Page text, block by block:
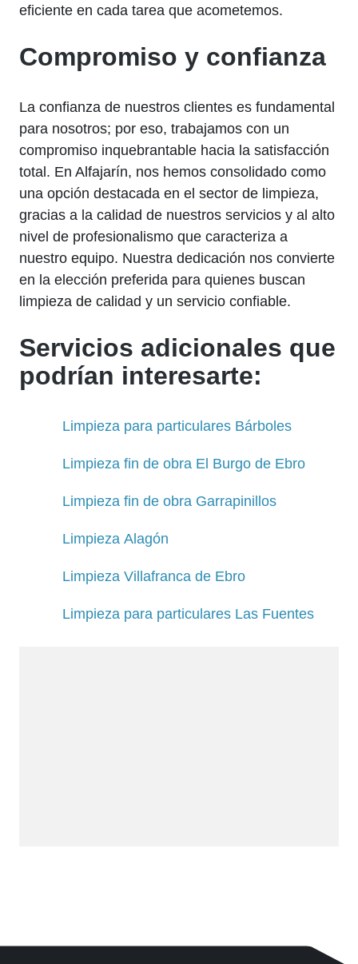
eficiente en cada tarea que acometemos.
Compromiso y confianza
La confianza de nuestros clientes es fundamental
para nosotros; por eso, trabajamos con un
compromiso inquebrantable hacia la satisfacción
total. En Alfajarín, nos hemos consolidado como
una opción destacada en el sector de limpieza,
gracias a la calidad de nuestros servicios y al alto
nivel de profesionalismo que caracteriza a
nuestro equipo. Nuestra dedicación nos convierte
en la elección preferida para quienes buscan
limpieza de calidad y un servicio confiable.
Servicios adicionales que
podrían interesarte:
Limpieza para particulares Bárboles
Limpieza fin de obra El Burgo de Ebro
Limpieza fin de obra Garrapinillos
Limpieza Alagón
Limpieza Villafranca de Ebro
Limpieza para particulares Las Fuentes